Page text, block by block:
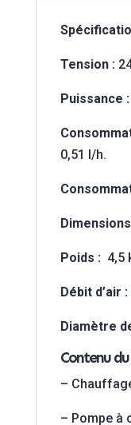
Tension :
Puissance :
0,51 l/h.
Poids :4,5
Débit d’air :
Diamètre
Contenu
–
– Pompe à